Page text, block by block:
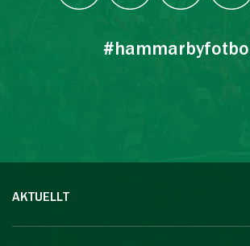
#hammarbyfotboll
AKTUELLT